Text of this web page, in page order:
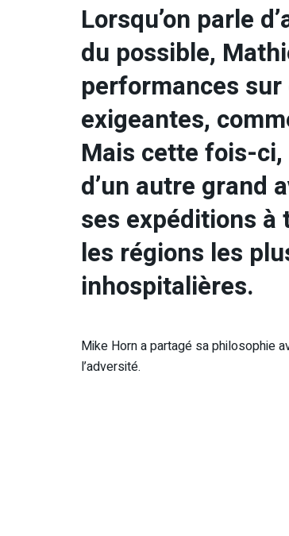
Lorsqu’on parle
du possible,
performances
exigeantes,
Mais cette fois-
d’un autre grand
ses expéditions à
les régions les
inhospitalières.
Mike Horn a partagé sa philosophie
l’adversité.